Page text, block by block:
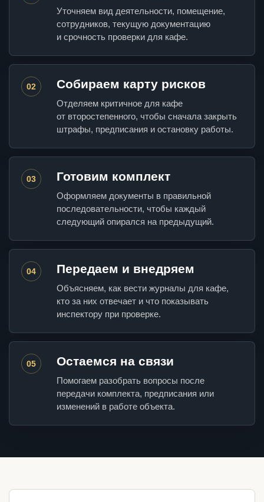
Уточняем вид деятельности, помещение,
сотрудников, текущую документацию
и срочность проверки для кафе.
02 Собираем карту рисков
Отделяем критичное для кафе
от второстепенного, чтобы сначала закрыть
штрафы, предписания и остановку работы.
03 Готовим комплект
Оформляем документы в правильной
последовательности, чтобы каждый
следующий опирался на предыдущий.
04 Передаем и внедряем
Объясняем, как вести журналы для кафе,
кто за них отвечает и что показывать
инспектору при проверке.
05 Остаемся на связи
Помогаем разобрать вопросы после
передачи комплекта, предписания или
изменений в работе объекта.